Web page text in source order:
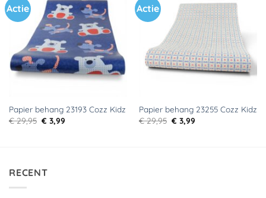
Actie
Toevoegen
aan
verlanglijst
Papier behang 23193 Cozz Kidz
€29,95 Oorspronkelijke
prijs
€ 3,99Huidige
Actie
Toevoegen
aan
verlanglijst
Papier behang 23255 Cozz Kidz
€29,95 Oorspronkelijke
prijs
€ 3,99Huidige
RECENT